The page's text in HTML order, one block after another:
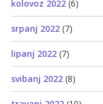
kolovoz 2022 (6)
srpanj 2022 (7)
lipanj 2022 (7)
svibanj 2022 (8)